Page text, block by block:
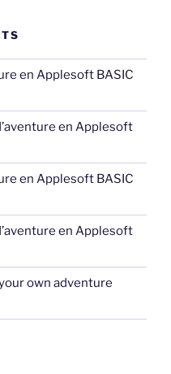
en Applesoft BASIC
en Applesoft
en Applesoft BASIC
en Applesoft
own adventure